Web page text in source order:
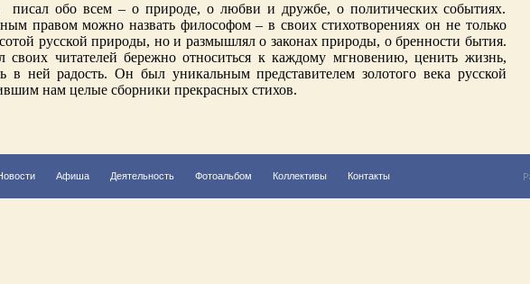
писал обо всем – о природе, о любви и дружбе, о политических событиях.
правом можно назвать философом – в своих стихотворениях он не только
русской природы, но и размышлял о законах природы, о бренности бытия.
своих читателей бережно относиться к каждому мгновению, ценить жизнь,
в ней радость. Он был уникальным представителем золотого века русской
нам целые сборники прекрасных стихов.
Афиша Деятельность Фотоальбом Коллективы Контакты